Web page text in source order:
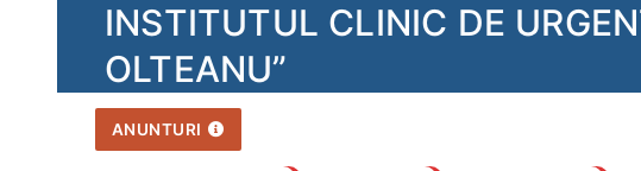
INSTITUTUL CLINIC DE
OLTEANU”
ANUNTURI